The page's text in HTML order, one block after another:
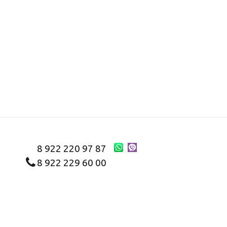
8 922 220 97 87
8 922 229 60 00